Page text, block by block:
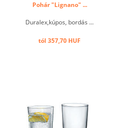
Pohár "Lignano" ...
Duralex,kúpos, bordás ...
tól 357,70 HUF